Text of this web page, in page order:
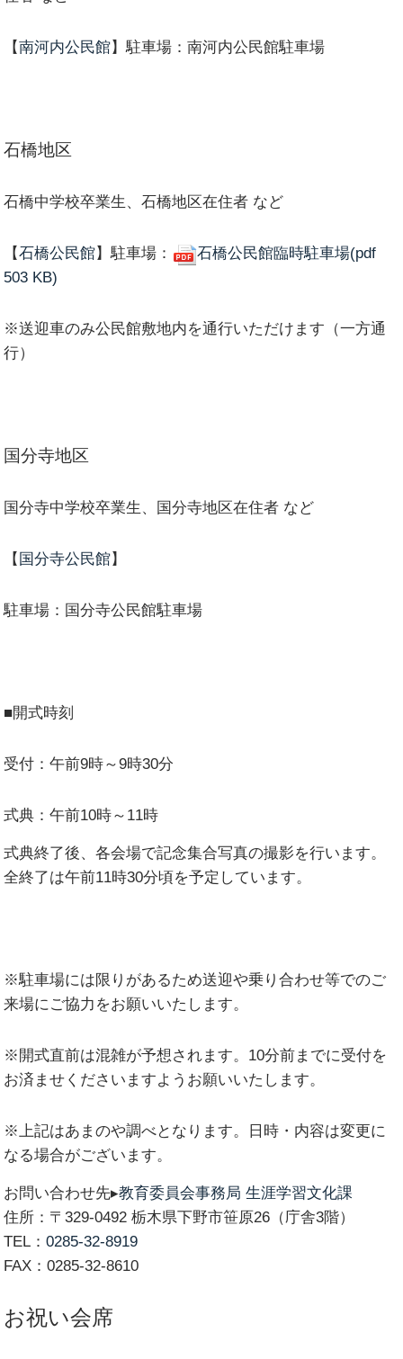
【南河内公民館】駐車場：南河内公民館駐車場
石橋地区
石橋中学校卒業生、石橋地区在住者 など
【石橋公民館】駐車場：
石橋公民館臨時駐車場(pdf
503 KB)
※送迎車のみ公民館敷地内を通行いただけます（一方通
行）
国分寺地区
国分寺中学校卒業生、国分寺地区在住者 など
【 国分寺公民館】
駐車場：国分寺公民館駐車場
■開式時刻
受付：午前9時～9時30分
式典：午前10時～11時
式典終了後、各会場で記念集合写真の撮影を行います。
全終了は午前11時30分頃を予定しています。
※駐車場には限りがあるため送迎や乗り合わせ等でのご
来場にご協力をお願いいたします。
※開式直前は混雑が予想されます。10分前までに受付を
お済ませくださいますようお願いいたします。
※上記はあまのや調べとなります。日時・内容は変更に
なる場合がございます。
お問い合わせ先▸教育委員会事務局 生涯学習文化課
住所：〒329-0492 栃木県下野市笹原26（庁舎3階）
TEL：0285-32-8919
FAX：0285-32-8610
お祝い会席